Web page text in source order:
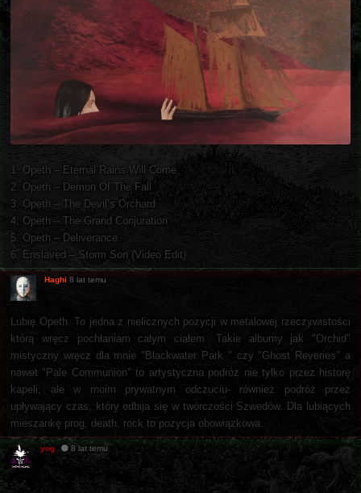
1. Opeth – Eternal Rains Will Come
2. Opeth – Demon Of The Fall
3. Opeth – The Devil’s Orchard
4. Opeth – The Grand Conjuration
5. Opeth – Deliverance
6. Enslaved – Storm Son (Video Edit)
Haghi 8 lat temu
Lubię Opeth. To jedna z nielicznych pozycji w metalowej rzeczywistości
którą wręcz pochłaniam całym ciałem. Takie albumy jak "Orchid"
mistyczny wręcz dla mnie "Blackwater Park " czy "Ghost Reveries" a
nawet "Pale Communion" to artystyczna podróż nie tylko przez historę
kapeli, ale w moim prywatnym odczuciu- również podróż przez
upływający czas, który odbija się w twórczości Szwedów. Dla lubiących
mieszankę prog, death, rock to pozycja obowiązkowa.
yog 8 lat temu